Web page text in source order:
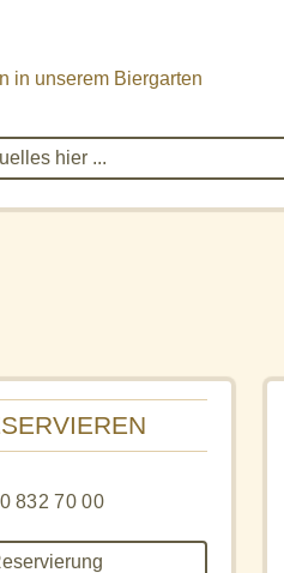
in unserem Biergarten
hier ...
832 70 00